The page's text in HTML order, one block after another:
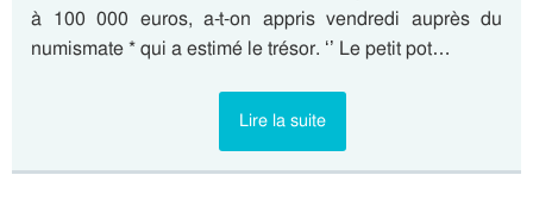
à 100 000 euros, a-t-on appris vendredi auprès du
numismate * qui a estimé le trésor. ‘’ Le petit pot…
Lire la suite